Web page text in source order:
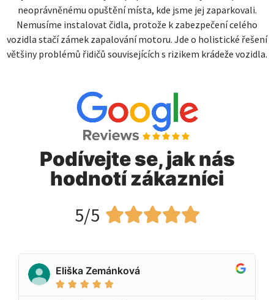
neoprávněnému opuštění místa, kde jsme jej zaparkovali.
Nemusíme instalovat čidla, protože k zabezpečení celého
vozidla stačí zámek zapalování motoru. Jde o holistické řešení
většiny problémů řidičů souvisejících s rizikem krádeže vozidla.
Podívejte se, jak nás
hodnotí zákazníci
5/5 
Eliška Zemánková
    